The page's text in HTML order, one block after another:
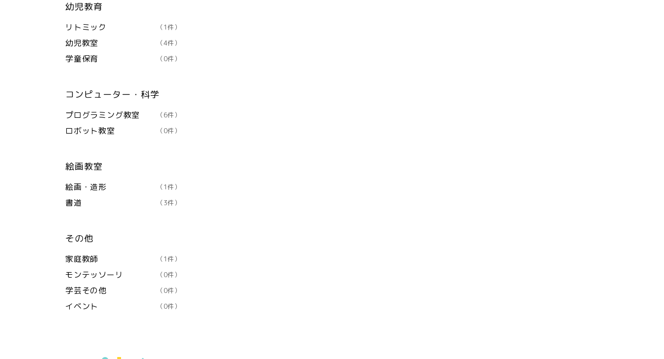
幼児教育
リトミック （1件）
幼児教室 （4件）
学童保育 （0件）
コンピューター・科学
プログラミング教室 （6件）
ロボット教室 （0件）
絵画教室
絵画・造形 （1件）
書道 （3件）
その他
家庭教師 （1件）
モンテッソーリ （0件）
学芸その他 （0件）
イベント （0件）